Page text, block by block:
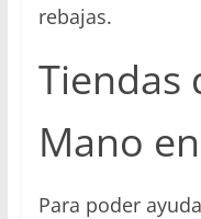
rebajas.
Tiendas
Mano
Para poder